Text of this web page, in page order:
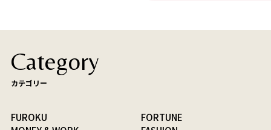
Category
カテゴリー
FUROKU
FORTUNE